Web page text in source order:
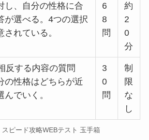
し、自分の性格に合
が選べる。4つの選択
されている。
6
8
問
約
2
0
分
反する内容の質問
の性格はどちらが近
んでいく。
3
0
問
制
限
な
し
スピード攻略WEBテスト 玉手箱